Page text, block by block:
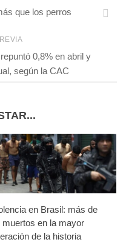
que los perros
0,8% en abril y
según la CAC
en Brasil: más de
muertos en la mayor
de la historia